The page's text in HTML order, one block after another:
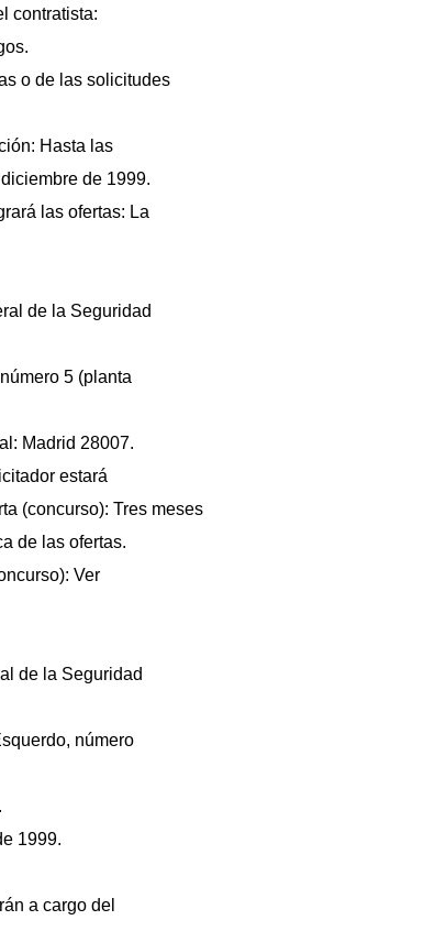
contratista:
o de las solicitudes
Hasta las
de 1999.
las ofertas: La
de la Seguridad
5 (planta
Madrid 28007.
estará
(concurso): Tres meses
de las ofertas.
Ver
de la Seguridad
número
1999.
a cargo del